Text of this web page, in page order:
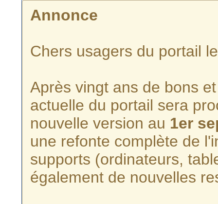
Annonce
Chers usagers du portail
Après vingt ans de bons
actuelle du portail sera
nouvelle version au 1er
une refonte complète de
supports (ordinateurs,
également de nouvelles